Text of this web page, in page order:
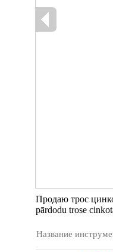
Продаю трос
pārdodu trose
Название